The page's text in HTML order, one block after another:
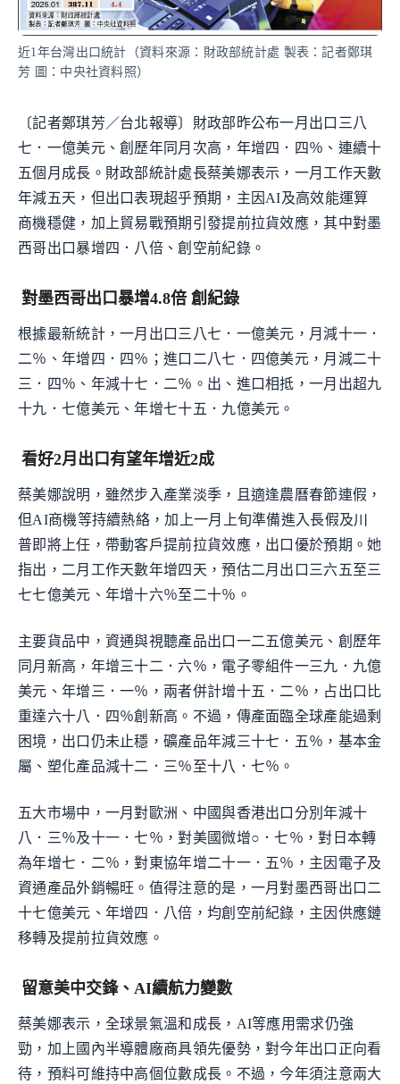
近1年台灣出口統計（資料來源：財政部統計處 製表：記者鄭琪
芳 圖：中央社資料照）
〔記者鄭琪芳／台北報導〕財政部昨公布一月出口三八
七．一億美元、創歷年同月次高，年增四．四％、連續十
五個月成長。財政部統計處長蔡美娜表示，一月工作天數
年減五天，但出口表現超乎預期，主因AI及高效能運算
商機穩健，加上貿易戰預期引發提前拉貨效應，其中對墨
西哥出口暴增四．八倍、創空前紀錄。
對墨西哥出口暴增4.8倍 創紀錄
根據最新統計，一月出口三八七．一億美元，月減十一．
二％、年增四．四％；進口二八七．四億美元，月減二十
三．四％、年減十七．二％。出、進口相抵，一月出超九
十九．七億美元、年增七十五．九億美元。
看好2月出口有望年增近2成
蔡美娜說明，雖然步入產業淡季，且適逢農曆春節連假，
但AI商機等持續熱絡，加上一月上旬準備進入長假及川
普即將上任，帶動客戶提前拉貨效應，出口優於預期。她
指出，二月工作天數年增四天，預估二月出口三六五至三
七七億美元、年增十六％至二十％。
主要貨品中，資通與視聽產品出口一二五億美元、創歷年
同月新高，年增三十二．六％，電子零組件一三九．九億
美元、年增三．一％，兩者併計增十五．二％，占出口比
重達六十八．四％創新高。不過，傳產面臨全球產能過剩
困境，出口仍未止穩，礦產品年減三十七．五％，基本金
屬、塑化產品減十二．三％至十八．七％。
五大市場中，一月對歐洲、中國與香港出口分別年減十
八．三％及十一．七％，對美國微增○．七％，對日本轉
為年增七．二％，對東協年增二十一．五％，主因電子及
資通產品外銷暢旺。值得注意的是，一月對墨西哥出口二
十七億美元、年增四．八倍，均創空前紀錄，主因供應鏈
移轉及提前拉貨效應。
留意美中交鋒、AI續航力變數
蔡美娜表示，全球景氣溫和成長，AI等應用需求仍強
勁，加上國內半導體廠商具領先優勢，對今年出口正向看
待，預料可維持中高個位數成長。不過，今年須注意兩大